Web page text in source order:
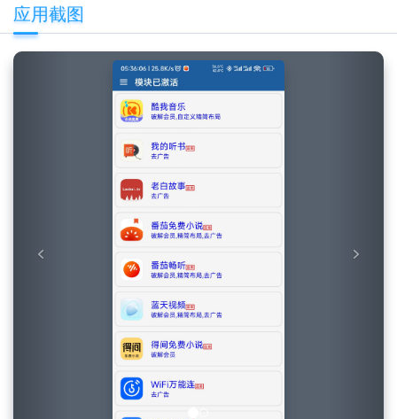
应用截图
Next